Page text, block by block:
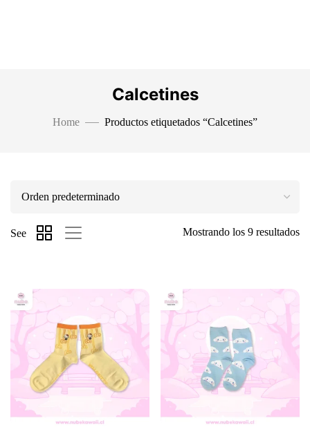
Calcetines
Home Productos etiquetados “Calcetines”
Mostrando los 9 resultados
See